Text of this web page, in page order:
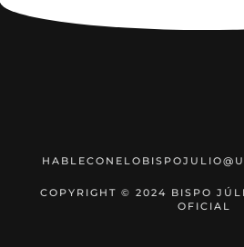
COPYRIGHT © 2024 BISPO
OFICIAL